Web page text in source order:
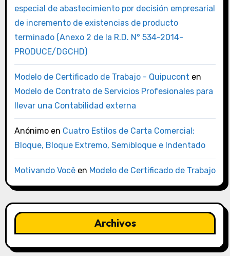
especial de abastecimiento por decisión empresarial
de incremento de existencias de producto
terminado (Anexo 2 de la R.D. N° 534-2014-
PRODUCE/DGCHD)
Modelo de Certificado de Trabajo - Quipucont en
Modelo de Contrato de Servicios Profesionales para
llevar una Contabilidad externa
Anónimoen Cuatro Estilos de Carta Comercial:
Bloque, Bloque Extremo, Semibloque e Indentado
Motivando Vocêen Modelo de Certificado de Trabajo
Archivos